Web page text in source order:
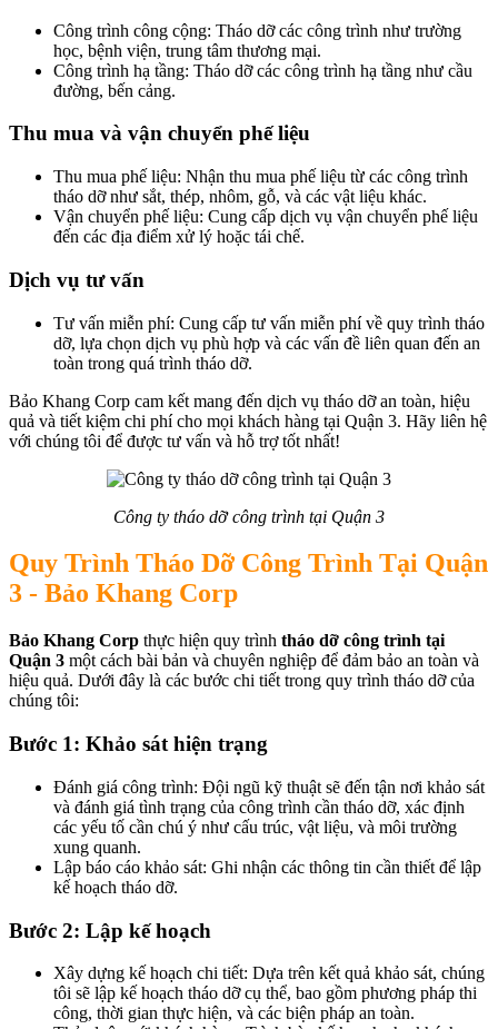
Công trình công cộng: Tháo dỡ các công trình như trường
học, bệnh viện, trung tâm thương mại.
Công trình hạ tầng: Tháo dỡ các công trình hạ tầng như cầu
đường, bến cảng.
Thu mua và vận chuyển phế liệu
Thu mua phế liệu: Nhận thu mua phế liệu từ các công trình
tháo dỡ như sắt, thép, nhôm, gỗ, và các vật liệu khác.
Vận chuyển phế liệu: Cung cấp dịch vụ vận chuyển phế liệu
đến các địa điểm xử lý hoặc tái chế.
Dịch vụ tư vấn
Tư vấn miễn phí: Cung cấp tư vấn miễn phí về quy trình tháo
dỡ, lựa chọn dịch vụ phù hợp và các vấn đề liên quan đến an
toàn trong quá trình tháo dỡ.
Bảo Khang Corp cam kết mang đến dịch vụ tháo dỡ an toàn, hiệu
quả và tiết kiệm chi phí cho mọi khách hàng tại Quận 3. Hãy liên hệ
với chúng tôi để được tư vấn và hỗ trợ tốt nhất!
Công ty tháo dỡ công trình tại Quận 3
Quy Trình Tháo Dỡ Công Trình Tại Quận
3 - Bảo Khang Corp
Bảo Khang Corp thực hiện quy trình tháo dỡ công trình tại
Quận 3 một cách bài bản và chuyên nghiệp để đảm bảo an toàn và
hiệu quả. Dưới đây là các bước chi tiết trong quy trình tháo dỡ của
chúng tôi:
Bước 1: Khảo sát hiện trạng
Đánh giá công trình: Đội ngũ kỹ thuật sẽ đến tận nơi khảo sát
và đánh giá tình trạng của công trình cần tháo dỡ, xác định
các yếu tố cần chú ý như cấu trúc, vật liệu, và môi trường
xung quanh.
Lập báo cáo khảo sát: Ghi nhận các thông tin cần thiết để lập
kế hoạch tháo dỡ.
Bước 2: Lập kế hoạch
Xây dựng kế hoạch chi tiết: Dựa trên kết quả khảo sát, chúng
tôi sẽ lập kế hoạch tháo dỡ cụ thể, bao gồm phương pháp thi
công, thời gian thực hiện, và các biện pháp an toàn.